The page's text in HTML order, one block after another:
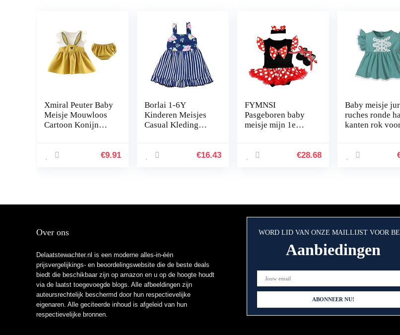
Xmiral Peuter Baby
Meisje Mouwloos
Cartoon Konijn
Jurken
€9.91
Borlai 1-6Y
Kinderen Meisjes
Casual Kleding
mouwloze outfits
€16.43
FYMNSI
Pasgeboren baby
meisje mijn 1e
pompoen strik tutu
€28.68
Baby meisje
ruches ronde
kanten rok
Over ons
Delaatstewachter.nl is een moderne alles-in-één
prijsvergelijkings- en beoordelingswebsite die de beste deals
biedt die beschikbaar zijn op amazon en u op de hoogte houdt
via de laatst toegevoegde blogs. Alle afbeeldingen zijn
auteursrechtelijk beschermd door hun respectievelijke
eigenaren. Alle geciteerde inhoud is afgeleid van hun
respectievelijke bronnen.
WORD LID VAN ONZE MAILLIJST VOOR
Aanbiedingen